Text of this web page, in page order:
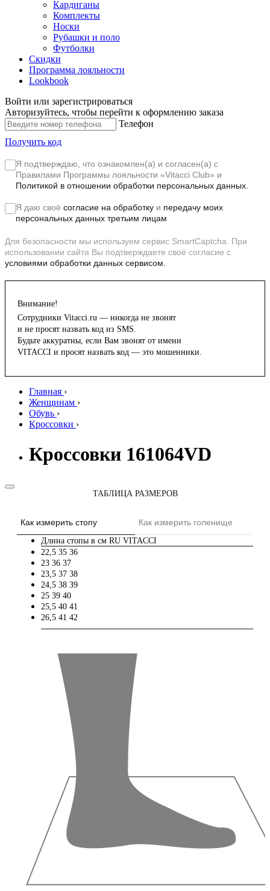
Кардиганы
Комплекты
Носки
Рубашки и поло
Футболки
Скидки
Программа лояльности
Lookbook
Войти или зарегистрироваться
Авторизуйтесь, чтобы перейти к оформлению заказа
Телефон
Получить код
Я подтверждаю, что ознакомлен(а) и согласен(а) с
Правилами Программы лояльности «Vitacci Club» и
Политикой в отношении обработки персональных данных.
Я даю своё согласие на обработку и передачу моих
персональных данных третьим лицам
Для безопасности мы используем сервис SmartCaptcha. При
использовании сайта Вы подтверждаете своё согласие с
условиями обработки данных сервисом.
Внимание!
Сотрудники Vitacci.ru — никогда не звонят
и не просят назвать код из SMS.
Будьте аккуратны, если Вам звонят от имени
VITACCI и просят назвать код — это мошенники.
Главная ›
Женщинам ›
Обувь ›
Кроссовки ›
Кроссовки 161064VD
ТАБЛИЦА РАЗМЕРОВ
Как измерить стопу Как измерить голенище
Длина стопы в см RU VITACCI
22,5 35 36
23 36 37
23,5 37 38
24,5 38 39
25 39 40
25,5 40 41
26,5 41 42